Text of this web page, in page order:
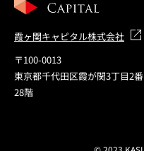
霞ヶ関キャピタル株式会社
〒100-0013
東京都千代田区霞が関3丁目2
28階